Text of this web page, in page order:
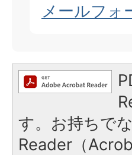
メールフォ
す。お持ちで
Reader（